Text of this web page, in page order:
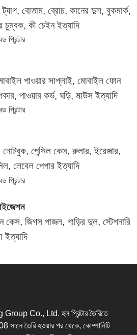
বোতাম, ব্রোচ, কানের দুল, বুকমার্ক,
চুম্বক, কী চেইন ইত্যাদি
পাওয়ার সাপ্লাই, মোবাইল ফোন
পাওয়ার কর্ড, ঘড়ি, মাউস ইত্যাদি
পেন্সিল কেস, রুলার, ইরেজার,
লেবেল পেপার ইত্যাদি
কেস, জিগস পাজল, গাড়ির দুল, স্টেশনারি
Co., Ltd. হল প্রিন্টার তৈরিতে
সালে তৈরি হওয়ার পর থেকে, কোম্পানিটি